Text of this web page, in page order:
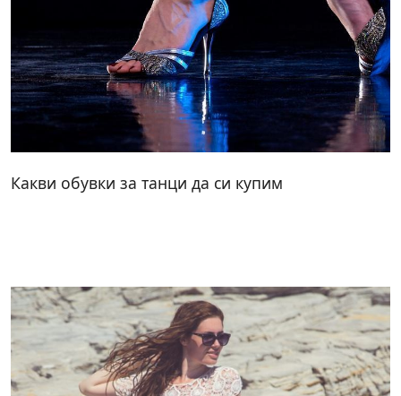
Какви обувки за танци да си купим